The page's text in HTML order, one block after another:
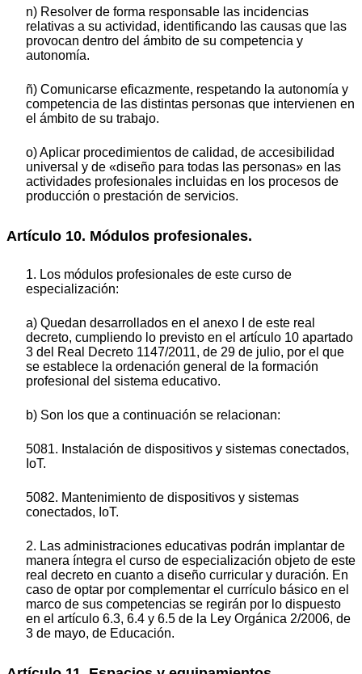
n) Resolver de forma responsable las incidencias
relativas a su actividad, identificando las causas que las
provocan dentro del ámbito de su competencia y
autonomía.
ñ) Comunicarse eficazmente, respetando la autonomía y
competencia de las distintas personas que intervienen en
el ámbito de su trabajo.
o) Aplicar procedimientos de calidad, de accesibilidad
universal y de «diseño para todas las personas» en las
actividades profesionales incluidas en los procesos de
producción o prestación de servicios.
Artículo 10. Módulos profesionales.
1. Los módulos profesionales de este curso de
especialización:
a) Quedan desarrollados en el anexo I de este real
decreto, cumpliendo lo previsto en el artículo 10 apartado
3 del Real Decreto 1147/2011, de 29 de julio, por el que
se establece la ordenación general de la formación
profesional del sistema educativo.
b) Son los que a continuación se relacionan:
5081. Instalación de dispositivos y sistemas conectados,
IoT.
5082. Mantenimiento de dispositivos y sistemas
conectados, IoT.
2. Las administraciones educativas podrán implantar de
manera íntegra el curso de especialización objeto de este
real decreto en cuanto a diseño curricular y duración. En
caso de optar por complementar el currículo básico en el
marco de sus competencias se regirán por lo dispuesto
en el artículo 6.3, 6.4 y 6.5 de la Ley Orgánica 2/2006, de
3 de mayo, de Educación.